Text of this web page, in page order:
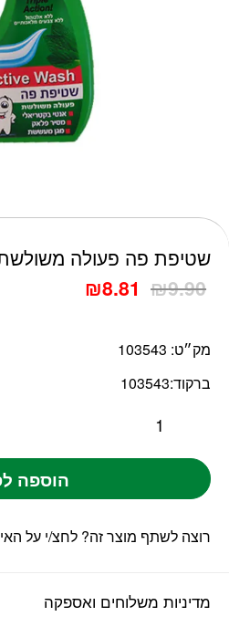
שטיפת פה פעולה משולשת ירוק
₪9.90
₪8.81
מק״ט: 103543
ברקוד:103543
כמות שטיפת פה פעולה משולשת ירוק 120
הוספה
מדיניות משלוחים ואספקה
רוצה לשתף מוצר זה? לחצ/י על